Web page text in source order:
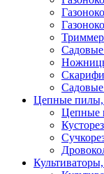
Цепные пилы,
Цепные